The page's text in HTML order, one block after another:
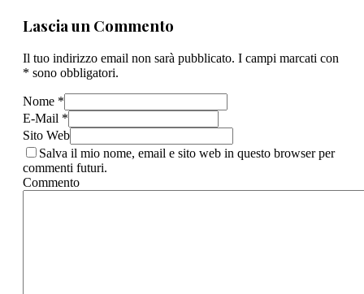
Lascia un Commento
Il tuo indirizzo email non sarà pubblicato. I campi marcati con
* sono obbligatori.
Nome *
E-Mail *
Sito Web
Salva il mio nome, email e sito web in questo browser per
commenti futuri.
Commento